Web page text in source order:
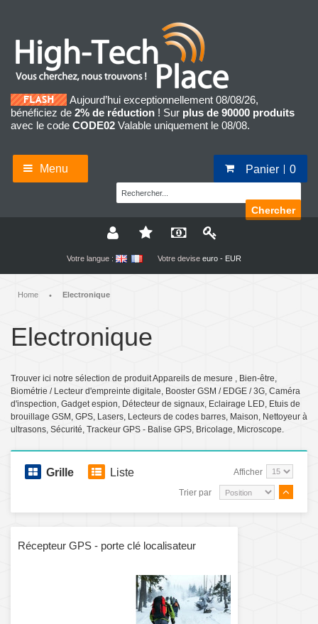
Aujourd’hui exceptionnellement 08/08/26,
bénéficiez de 2% de réduction ! Sur plus de 90000 produits
avec le code CODE02 Valable uniquement le 08/08.
Menu Panier 0
Chercher
Votre langue : Votre devise euro - EUR
Home • Electronique
Electronique
Trouver ici notre sélection de produit Appareils de mesure , Bien-être,
Biométrie / Lecteur d'empreinte digitale, Booster GSM / EDGE / 3G, Caméra
d'inspection, Gadget espion, Détecteur de signaux, Eclairage LED, Etuis de
brouillage GSM, GPS, Lasers, Lecteurs de codes barres, Maison, Nettoyeur à
ultrasons, Sécurité, Trackeur GPS - Balise GPS, Bricolage, Microscope.
Grille Liste Afficher
Trier par
Récepteur GPS - porte clé localisateur